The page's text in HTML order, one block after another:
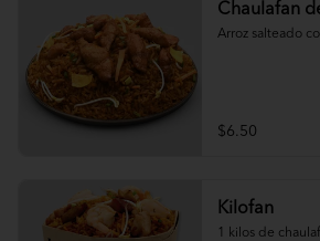
Chaulafan
Arroz salteado
$6.50
Kilofan
1 kilos de